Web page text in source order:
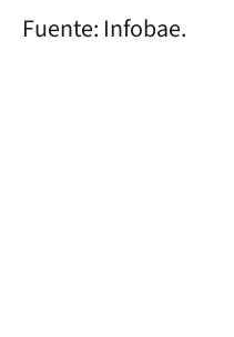
Fuente: Infobae.